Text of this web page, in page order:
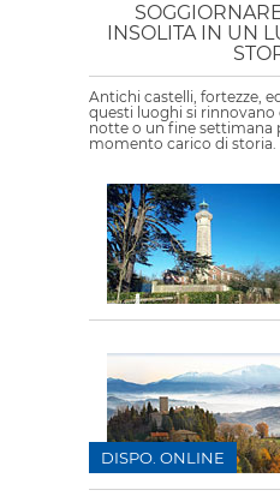
INSOLITA IN UN
Antichi castelli, fortezze,
questi luoghi si rinnovano
notte o un fine settimana
momento carico di storia.
DISPO. ONLINE